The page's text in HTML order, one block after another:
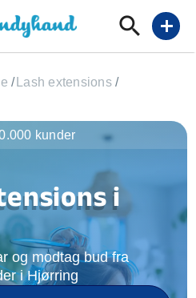
add
/ Lash extensions /
i
og modtag bud fra
i Hjørring
kunder